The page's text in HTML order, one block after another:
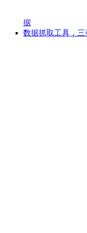
据
数据抓取工具，